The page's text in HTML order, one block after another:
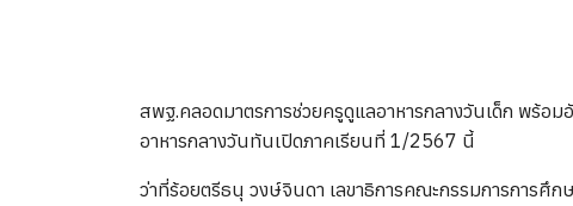
สพฐ.คลอดมาตรการช่วยครูดูแลอาหารกลางวันเด็ก พร้อม
อาหารกลางวันทันเปิดภาคเรียนที่ 1/2567 นี้
ว่าที่ร้อยตรีธนุ วงษ์จินดา เลขาธิการคณะกรรมการการศึ